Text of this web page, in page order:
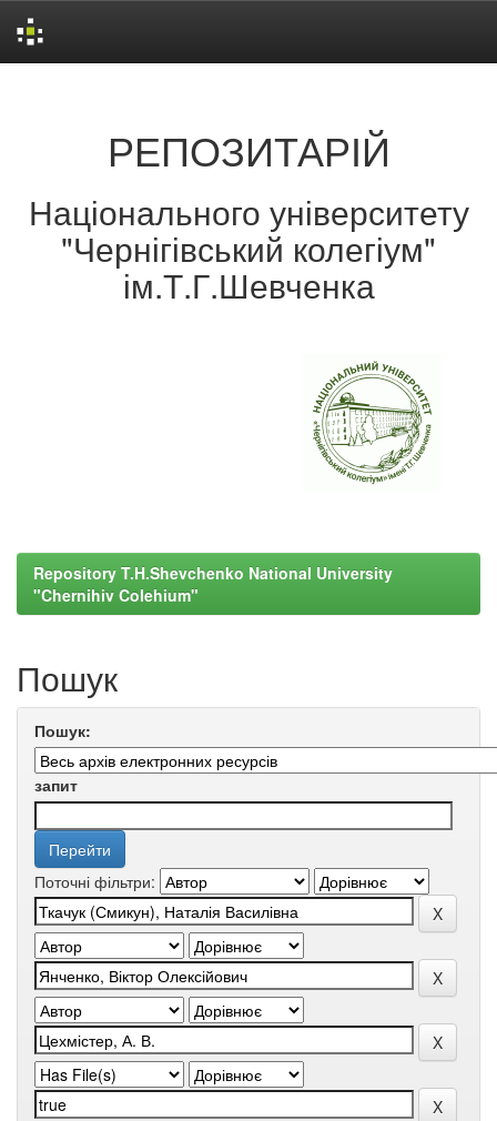
РЕПОЗИТАРІЙ
Національного університету
"Чернігівський колегіум"
ім.Т.Г.Шевченка
Repository T.H.Shevchenko National University
"Chernihiv Colehium"
Пошук
Пошук:
запит
Поточні фільтри: